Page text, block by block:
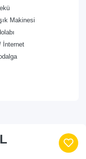
Makinesi
İnternet